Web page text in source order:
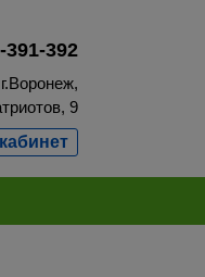
391-392
г.Воронеж,
9